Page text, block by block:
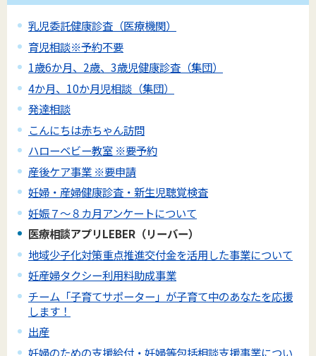
乳児委託健康診査（医療機関）
育児相談※予約不要
1歳6か月、2歳、3歳児健康診査（集団）
4か月、10か月児相談（集団）
発達相談
こんにちは赤ちゃん訪問
ハローベビー教室 ※要予約
産後ケア事業 ※要申請
妊婦・産婦健康診査・新生児聴覚検査
妊娠７～８カ月アンケートについて
医療相談アプリLEBER（リーバー）
地域少子化対策重点推進交付金を活用した事業について
妊産婦タクシー利用料助成事業
チーム「子育てサポーター」が子育て中のあなたを応援
します！
出産
妊婦のための支援給付・妊婦等包括相談支援事業につい